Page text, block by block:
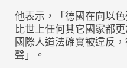
他表示，「德國在向以
比世上任何其它國家都
國際人道法確實被違反
聲」。